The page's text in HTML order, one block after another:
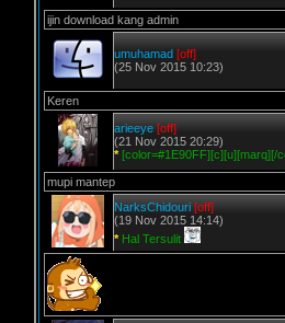
ijin download kang admin
umuhamad [off]
(25 Nov 2015 10:23)
Keren
arieeye [off]
(21 Nov 2015 20:29)
* [color=#1E90FF][c][u][marq][/
mupi mantep
NarksChidouri [off]
(19 Nov 2015 14:14)
* Hal Tersulit